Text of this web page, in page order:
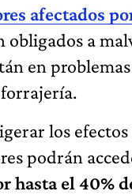
afectados
obligados a
en
los efectos
podrán
hasta el 40%